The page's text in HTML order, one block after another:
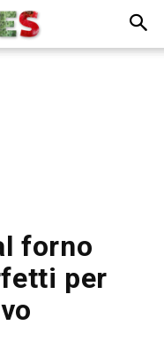
forno
per